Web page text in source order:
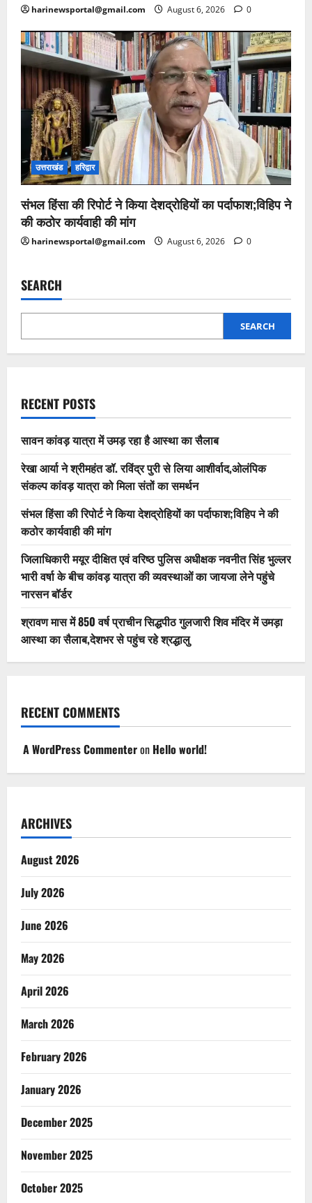
harinewsportal@gmail.com August 6, 2026 0
उत्तराखंड हरिद्वार
संभल हिंसा की रिपोर्ट ने किया देशद्रोहियों का पर्दाफाश;विहिप ने
की कठोर कार्यवाही की मांग
harinewsportal@gmail.com August 6, 2026 0
SEARCH
SEARCH
RECENT POSTS
सावन कांवड़ यात्रा में उमड़ रहा है आस्था का सैलाब
रेखा आर्या ने श्रीमहंत डॉ. रविंद्र पुरी से लिया आशीर्वाद,ओलंपिक
संकल्प कांवड़ यात्रा को मिला संतों का समर्थन
संभल हिंसा की रिपोर्ट ने किया देशद्रोहियों का पर्दाफाश;विहिप ने की
कठोर कार्यवाही की मांग
जिलाधिकारी मयूर दीक्षित एवं वरिष्ठ पुलिस अधीक्षक नवनीत सिंह भुल्लर
भारी वर्षा के बीच कांवड़ यात्रा की व्यवस्थाओं का जायजा लेने पहुंचे
नारसन बॉर्डर
श्रावण मास में 850 वर्ष प्राचीन सिद्धपीठ गुलजारी शिव मंदिर में उमड़ा
आस्था का सैलाब,देशभर से पहुंच रहे श्रद्धालु
RECENT COMMENTS
A WordPress Commenteron Hello world!
ARCHIVES
August 2026
July 2026
June 2026
May 2026
April 2026
March 2026
February 2026
January 2026
December 2025
November 2025
October 2025